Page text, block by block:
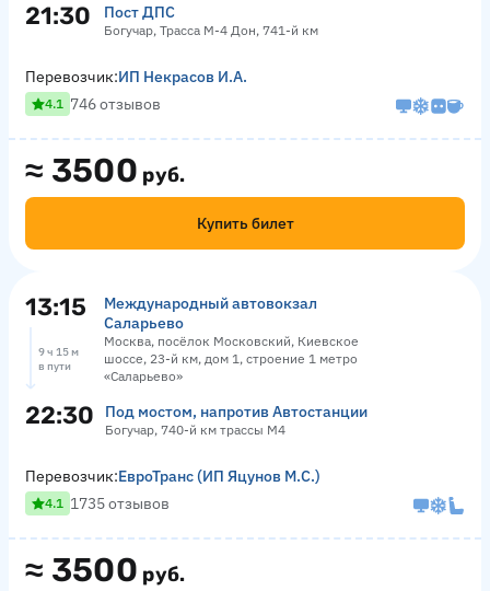
21:30 Пост ДПС
Богучар, Трасса М-4 Дон, 741-й км
≈ 3500 руб.
Купить билет
Перевозчик:ИП Некрасов И.А.
4.1 746 отзывов
13:15
Международный автовокзал
Саларьево
Москва, посёлок Московский, Киевское
шоссе, 23-й км, дом 1, строение 1 метро
«Саларьево»
9 ч 15 м
в пути
22:30 Под мостом, напротив Автостанции
Богучар, 740-й км трассы М4
≈ 3500 руб.
Перевозчик:ЕвроТранс (ИП Яцунов М.С.)
4.1 1735 отзывов